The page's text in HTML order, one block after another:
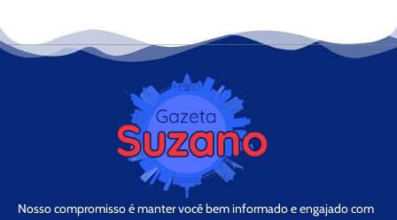
Nosso compromisso é manter você bem informado e engajado com